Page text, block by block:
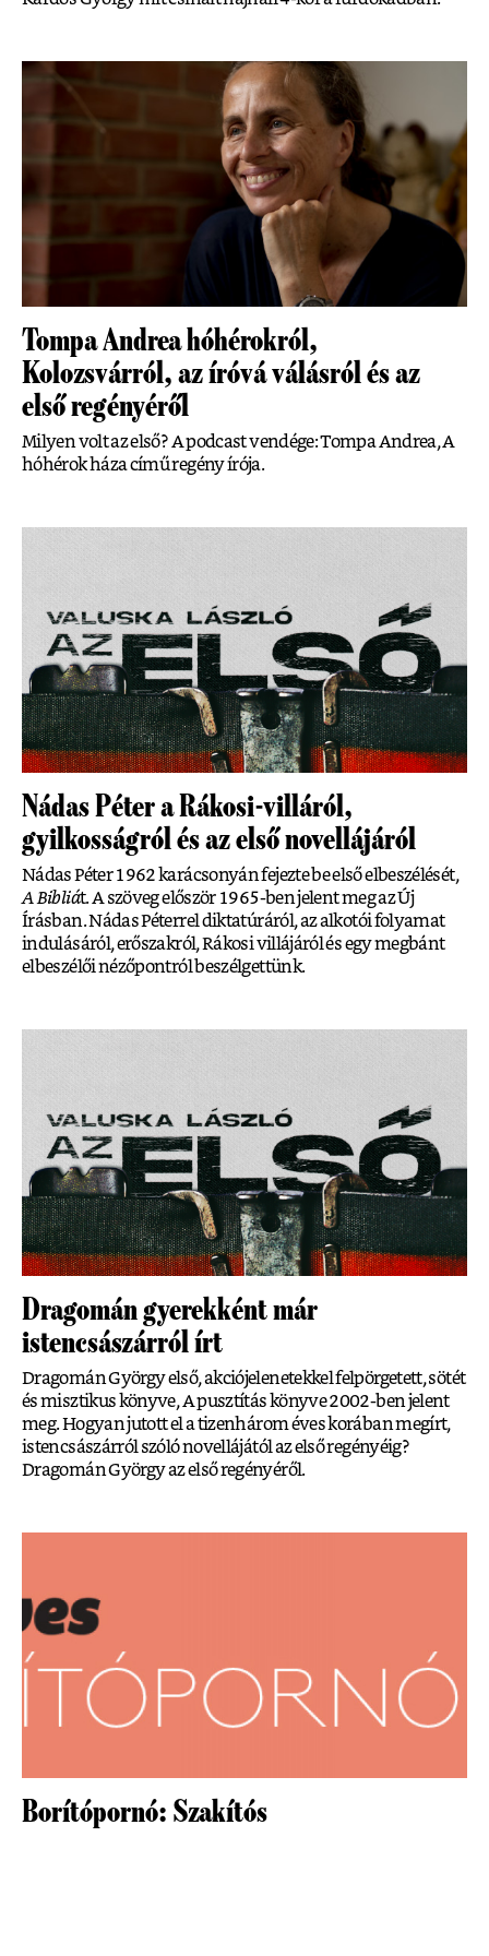
Tompa Andrea hóhérokról,
Kolozsvárról, az íróvá válásról és az
első regényéről
Milyen volt az első? A podcast vendége: Tompa Andrea, A
hóhérok háza című regény írója.
Nádas Péter a Rákosi-villáról,
gyilkosságról és az első novellájáról
Nádas Péter 1962 karácsonyán fejezte be első elbeszélését,
A Bibliát. A szöveg először 1965-ben jelent meg az Új
Írásban. Nádas Péterrel diktatúráról, az alkotói folyamat
indulásáról, erőszakról, Rákosi villájáról és egy megbánt
elbeszélői nézőpontról beszélgettünk.
Dragomán gyerekként már
istencsászárról írt
Dragomán György első, akciójelenetekkel felpörgetett, sötét
és misztikus könyve, A pusztítás könyve 2002-ben jelent
meg. Hogyan jutott el a tizenhárom éves korában megírt,
istencsászárról szóló novellájától az első regényéig?
Dragomán György az első regényéről.
Borítópornó: Szakítós